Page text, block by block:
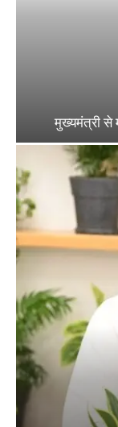
मुख्यमंत्री से